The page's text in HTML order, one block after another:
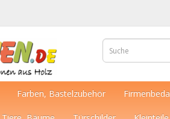
Farben, Bastelzubehör